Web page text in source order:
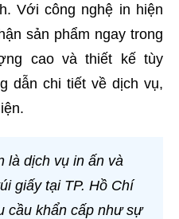
Với công nghệ in hiện
sản phẩm ngay trong
cao và thiết kế tùy
dẫn chi tiết về dịch vụ,
là dịch vụ in ấn và
giấy tại TP. Hồ Chí
cầu khẩn cấp như sự